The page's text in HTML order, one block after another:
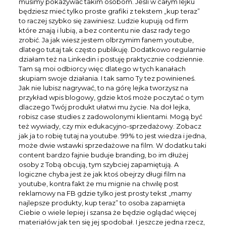
będziesz mieć tylko proste grafiki z tekstem „kup teraz”
to raczej szybko się zawiniesz. Ludzie kupują od firm
które znają i lubią, a bez contentu nie dasz rady tego
zrobić. Ja jak wiesz jestem olbrzymim fanem youtube,
dlatego tutaj tak często publikuję. Dodatkowo regularnie
działam też na Linkedin i postuję praktycznie codziennie.
Tam są moi odbiorcy więc dlatego w tych kanałach
skupiam swoje działania. I tak samo Ty tez powinieneś.
Jak nie lubisz nagrywać, to na górę lejka tworzysz na
przykład wpis blogowy, gdzie ktoś może poczytać o tym
dlaczego Twój produkt ułatwi mu życie. Na doł lejka,
robisz case studies z zadowolonymi klientami. Mogą być
też wywiady, czy mix edukacyjno-sprzedażowy. Zobacz
jak ja to robię tutaj na youtube. 99% to jest wiedza i jedna,
może dwie wstawki sprzedażowe na film. W dodatku taki
content bardzo fajnie buduje branding, bo im dłużej
osoby z Tobą obcują, tym szybciej zapamiętują. A
logiczne chyba jest że jak ktoś obejrzy długi film na
youtube, kontra fakt że mu mignie na chwilę post
reklamowy na FB gdzie tylko jest prosty tekst „mamy
najlepsze produkty, kup teraz” to osoba zapamięta
Ciebie o wiele lepiej i szansa że będzie oglądać więcej
materiałów jak ten się jej spodobał. I jeszcze jedna rzecz,